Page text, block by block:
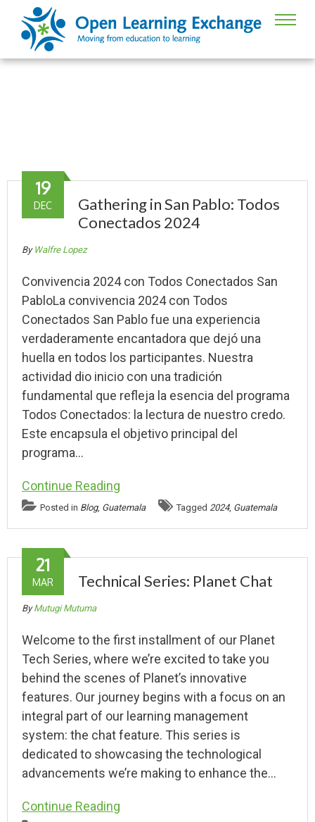
Gathering in San Pablo: Todos
Conectados 2024
19
DEC
By Walfre Lopez
Convivencia 2024 con Todos Conectados San
PabloLa convivencia 2024 con Todos
Conectados San Pablo fue una experiencia
verdaderamente encantadora que dejó una
huella en todos los participantes. Nuestra
actividad dio inicio con una tradición
fundamental que refleja la esencia del programa
Todos Conectados: la lectura de nuestro credo.
Este encapsula el objetivo principal del
programa…
Continue Reading
Posted in Blog, Guatemala Tagged 2024, Guatemala
Technical Series: Planet Chat
21
MAR
ByMutugi Mutuma
Welcome to the first installment of our Planet
Tech Series, where we’re excited to take you
behind the scenes of Planet’s innovative
features. Our journey begins with a focus on an
integral part of our learning management
system: the chat feature. This series is
dedicated to showcasing the technological
advancements we’re making to enhance the…
Continue Reading